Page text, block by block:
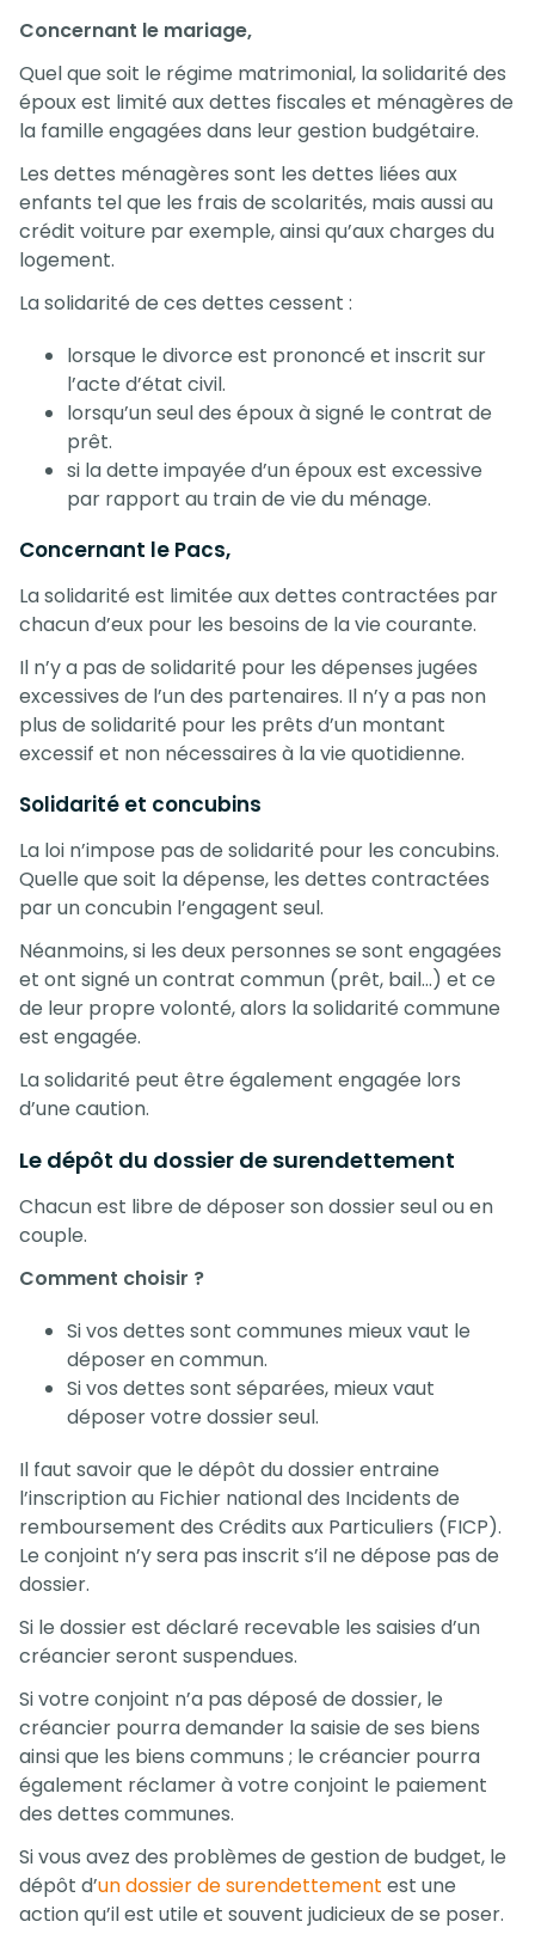
Concernant le mariage,
Quel que soit le régime matrimonial, la solidarité des
époux est limité aux dettes fiscales et ménagères de
la famille engagées dans leur gestion budgétaire.
Les dettes ménagères sont les dettes liées aux
enfants tel que les frais de scolarités, mais aussi au
crédit voiture par exemple, ainsi qu’aux charges du
logement.
La solidarité de ces dettes cessent :
lorsque le divorce est prononcé et inscrit sur
l’acte d’état civil.
lorsqu’un seul des époux à signé le contrat de
prêt.
si la dette impayée d’un époux est excessive
par rapport au train de vie du ménage.
Concernant le Pacs,
La solidarité est limitée aux dettes contractées par
chacun d’eux pour les besoins de la vie courante.
Il n’y a pas de solidarité pour les dépenses jugées
excessives de l’un des partenaires. Il n’y a pas non
plus de solidarité pour les prêts d’un montant
excessif et non nécessaires à la vie quotidienne.
Solidarité et concubins
La loi n’impose pas de solidarité pour les concubins.
Quelle que soit la dépense, les dettes contractées
par un concubin l’engagent seul.
Néanmoins, si les deux personnes se sont engagées
et ont signé un contrat commun (prêt, bail…) et ce
de leur propre volonté, alors la solidarité commune
est engagée.
La solidarité peut être également engagée lors
d’une caution.
Le dépôt du dossier de surendettement
Chacun est libre de déposer son dossier seul ou en
couple.
Comment choisir ?
Si vos dettes sont communes mieux vaut le
déposer en commun.
Si vos dettes sont séparées, mieux vaut
déposer votre dossier seul.
Il faut savoir que le dépôt du dossier entraine
l’inscription au Fichier national des Incidents de
remboursement des Crédits aux Particuliers (FICP).
Le conjoint n’y sera pas inscrit s’il ne dépose pas de
dossier.
Si le dossier est déclaré recevable les saisies d’un
créancier seront suspendues.
Si votre conjoint n’a pas déposé de dossier, le
créancier pourra demander la saisie de ses biens
ainsi que les biens communs ; le créancier pourra
également réclamer à votre conjoint le paiement
des dettes communes.
Si vous avez des problèmes de gestion de budget, le
dépôt d’un dossier de surendettement est une
action qu’il est utile et souvent judicieux de se poser.